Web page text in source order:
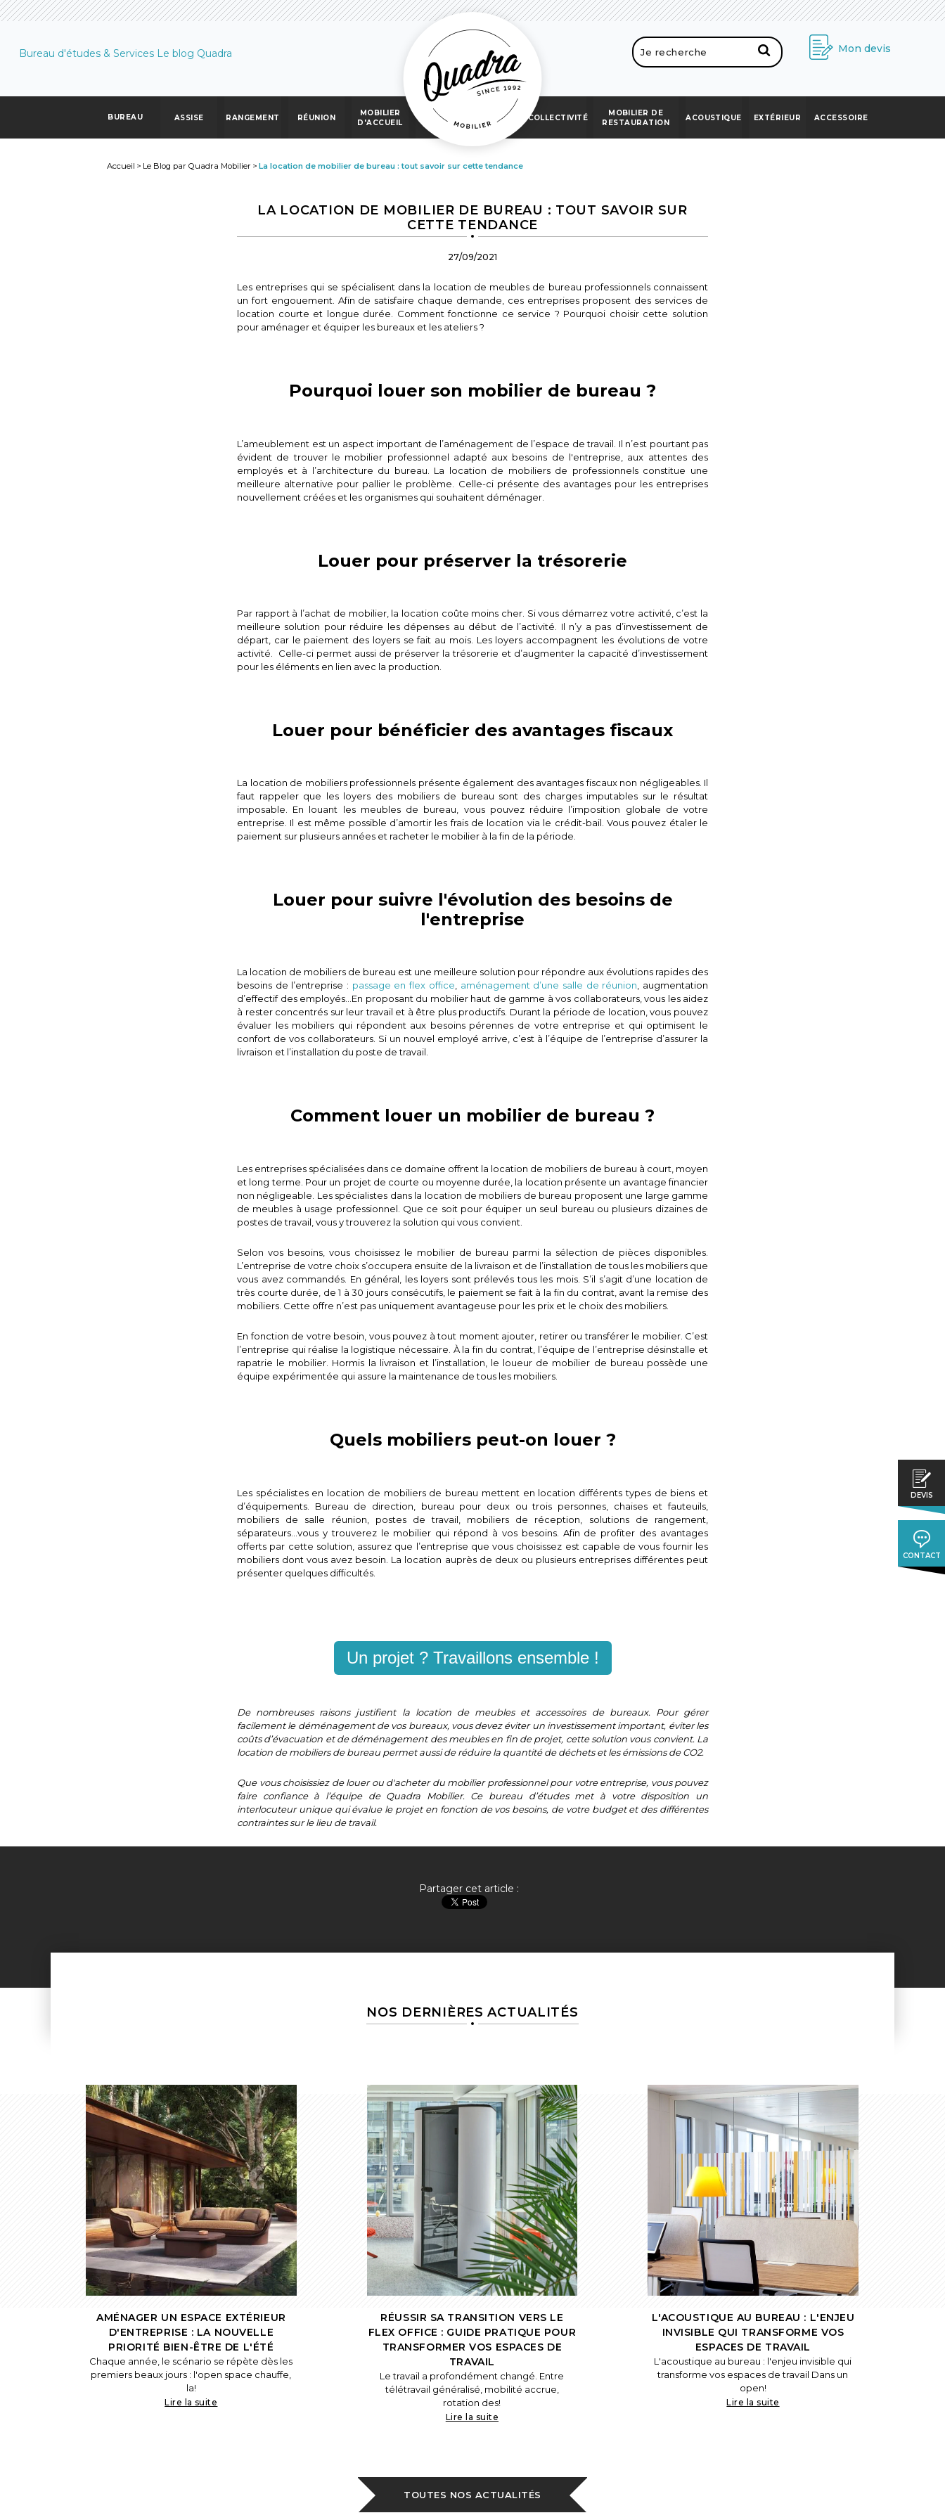
Bureau d'études & Services Le blog Quadra Mon devis
BUREAU ASSISE RANGEMENT RÉUNION
MOBILIER
D'ACCUEIL
COLLECTIVITÉ
MOBILIER DE
RESTAURATION
ACOUSTIQUE EXTÉRIEUR ACCESSOIRE
DEVIS
CONTACT
Accueil > Le Blog par Quadra Mobilier > La location de mobilier de bureau : tout savoir sur cette tendance
LA LOCATION DE MOBILIER DE BUREAU : TOUT SAVOIR SUR
CETTE TENDANCE
27/09/2021
Les entreprises qui se spécialisent dans la location de meubles de bureau professionnels connaissent
un fort engouement. Afin de satisfaire chaque demande, ces entreprises proposent des services de
location courte et longue durée. Comment fonctionne ce service ? Pourquoi choisir cette solution
pour aménager et équiper les bureaux et les ateliers ?
Pourquoi louer son mobilier de bureau ?
L’ameublement est un aspect important de l’aménagement de l’espace de travail. Il n’est pourtant pas
évident de trouver le mobilier professionnel adapté aux besoins de l'entreprise, aux attentes des
employés et à l’architecture du bureau. La location de mobiliers de professionnels constitue une
meilleure alternative pour pallier le problème. Celle-ci présente des avantages pour les entreprises
nouvellement créées et les organismes qui souhaitent déménager.
Louer pour préserver la trésorerie
Par rapport à l’achat de mobilier, la location coûte moins cher. Si vous démarrez votre activité, c’est la
meilleure solution pour réduire les dépenses au début de l’activité. Il n’y a pas d’investissement de
départ, car le paiement des loyers se fait au mois. Les loyers accompagnent les évolutions de votre
activité. Celle-ci permet aussi de préserver la trésorerie et d’augmenter la capacité d’investissement
pour les éléments en lien avec la production.
Louer pour bénéficier des avantages fiscaux
La location de mobiliers professionnels présente également des avantages fiscaux non négligeables. Il
faut rappeler que les loyers des mobiliers de bureau sont des charges imputables sur le résultat
imposable. En louant les meubles de bureau, vous pouvez réduire l’imposition globale de votre
entreprise. Il est même possible d’amortir les frais de location via le crédit-bail. Vous pouvez étaler le
paiement sur plusieurs années et racheter le mobilier à la fin de la période.
Louer pour suivre l'évolution des besoins de
l'entreprise
La location de mobiliers de bureau est une meilleure solution pour répondre aux évolutions rapides des
besoins de l’entreprise : passage en flex office aménagement d’une salle de réunion , augmentation
d’effectif des employés…En proposant du mobilier haut de gamme à vos collaborateurs, vous les aidez
à rester concentrés sur leur travail et à être plus productifs. Durant la période de location, vous pouvez
évaluer les mobiliers qui répondent aux besoins pérennes de votre entreprise et qui optimisent le
confort de vos collaborateurs. Si un nouvel employé arrive, c’est à l’équipe de l’entreprise d’assurer la
livraison et l’installation du poste de travail.
Comment louer un mobilier de bureau ?
Les entreprises spécialisées dans ce domaine offrent la location de mobiliers de bureau à court, moyen
et long terme. Pour un projet de courte ou moyenne durée, la location présente un avantage financier
non négligeable. Les spécialistes dans la location de mobiliers de bureau proposent une large gamme
de meubles à usage professionnel. Que ce soit pour équiper un seul bureau ou plusieurs dizaines de
postes de travail, vous y trouverez la solution qui vous convient.
Selon vos besoins, vous choisissez le mobilier de bureau parmi la sélection de pièces disponibles.
L’entreprise de votre choix s’occupera ensuite de la livraison et de l’installation de tous les mobiliers que
vous avez commandés. En général, les loyers sont prélevés tous les mois. S’il s’agit d’une location de
très courte durée, de 1 à 30 jours consécutifs, le paiement se fait à la fin du contrat, avant la remise des
mobiliers. Cette offre n’est pas uniquement avantageuse pour les prix et le choix des mobiliers.
En fonction de votre besoin, vous pouvez à tout moment ajouter, retirer ou transférer le mobilier. C’est
l’entreprise qui réalise la logistique nécessaire. À la fin du contrat, l’équipe de l’entreprise désinstalle et
rapatrie le mobilier. Hormis la livraison et l’installation, le loueur de mobilier de bureau possède une
équipe expérimentée qui assure la maintenance de tous les mobiliers.
Quels mobiliers peut-on louer ?
Les spécialistes en location de mobiliers de bureau mettent en location différents types de biens et
d’équipements. Bureau de direction, bureau pour deux ou trois personnes, chaises et fauteuils,
mobiliers de salle réunion, postes de travail, mobiliers de réception, solutions de rangement,
séparateurs…vous y trouverez le mobilier qui répond à vos besoins. Afin de profiter des avantages
offerts par cette solution, assurez que l’entreprise que vous choisissez est capable de vous fournir les
mobiliers dont vous avez besoin. La location auprès de deux ou plusieurs entreprises différentes peut
présenter quelques difficultés.
Un projet ? Travaillons ensemble !
De nombreuses raisons justifient la location de meubles et accessoires de bureaux. Pour gérer
facilement le déménagement de vos bureaux, vous devez éviter un investissement important, éviter les
coûts d’évacuation et de déménagement des meubles en fin de projet, cette solution vous convient. La
location de mobiliers de bureau permet aussi de réduire la quantité de déchets et les émissions de CO2.
Que vous choisissiez de louer ou d'acheter du mobilier professionnel pour votre entreprise, vous pouvez
faire confiance à l’équipe de Quadra Mobilier. Ce bureau d’études met à votre disposition un
interlocuteur unique qui évalue le projet en fonction de vos besoins, de votre budget et des différentes
contraintes sur le lieu de travail.
Partager cet article :
NOS DERNIÈRES ACTUALITÉS
AMÉNAGER UN ESPACE EXTÉRIEUR
D'ENTREPRISE : LA NOUVELLE
PRIORITÉ BIEN-ÊTRE DE L'ÉTÉ
Chaque année, le scénario se répète dès les
premiers beaux jours : l'open space chauffe,
la!
Lire la suite
RÉUSSIR SA TRANSITION VERS LE
FLEX OFFICE : GUIDE PRATIQUE POUR
TRANSFORMER VOS ESPACES DE
TRAVAIL
Le travail a profondément changé. Entre
télétravail généralisé, mobilité accrue,
rotation des!
Lire la suite
L'ACOUSTIQUE AU BUREAU : L'ENJEU
INVISIBLE QUI TRANSFORME VOS
ESPACES DE TRAVAIL
L'acoustique au bureau : l'enjeu invisible qui
transforme vos espaces de travail Dans un
open!
Lire la suite
TOUTES NOS ACTUALITÉS